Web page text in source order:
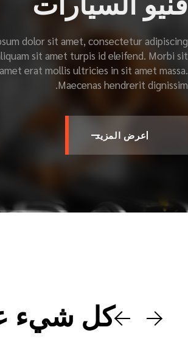
فنيو السيارات
dolor sit amet, consectetur adipiscing
sit amet turpis id eleifend. Morbi sit
erat mollis ultricies in sit amet massa.
Maecenas hendrerit dignissim.
عرض المزيد
كل شيء